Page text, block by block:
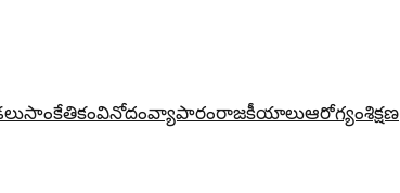
సాంకేతికంవినోదంవ్యాపారంరాజకీయాలుఆరోగ్యంశిక్షణ